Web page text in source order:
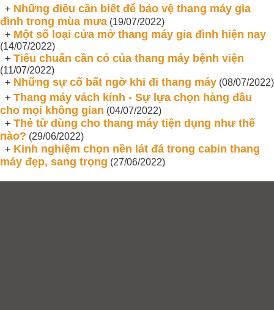
+ Những điều cần biết để bảo vệ thang máy gia
đình trong mùa mưa (19/07/2022)
+ Một số loại cửa mở thang máy gia đình hiện nay
(14/07/2022)
+ Tiêu chuẩn cần có của thang máy bệnh viện
(11/07/2022)
+ Những sự cố bất ngờ khi đi thang máy (08/07/2022)
+ Thang máy vách kính - Sự lựa chọn hàng đầu
cho mọi không gian (04/07/2022)
+ Thẻ từ dùng cho thang máy tiện dụng như thế
nào? (29/06/2022)
+ Kinh nghiệm chọn nền lát đá trong cabin thang
máy đẹp, sang trọng (27/06/2022)